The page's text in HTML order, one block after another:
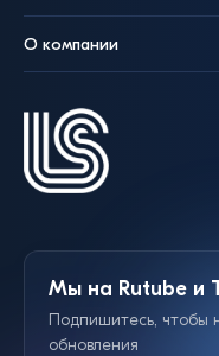
О компании
Мы на Rutube и
Подпишитесь, чтобы
обновления